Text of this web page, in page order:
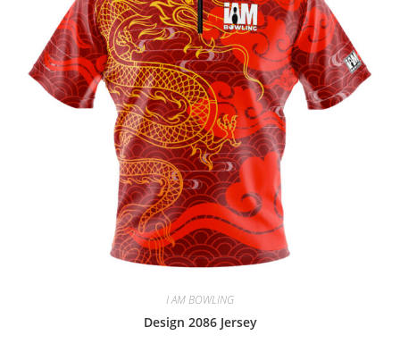
I AM BOWLING
Design 2086 Jersey